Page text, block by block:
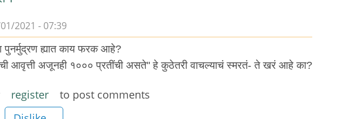
2021 - 07:39
पुनर्मुद्रण ह्यात काय फरक आहे?
आवृत्ती अजूनही १००० प्रतींची असते" हे कुठेतरी वाचल्याचं स्मरतं- ते खरं आहे का?
register
to post comments